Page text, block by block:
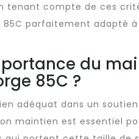
tenant compte de ces
parfaitement adapté
du
85C ?
adéquat dans un
maintien est essentiel